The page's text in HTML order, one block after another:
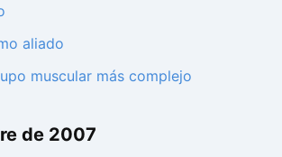
aliado
muscular más complejo
de 2007